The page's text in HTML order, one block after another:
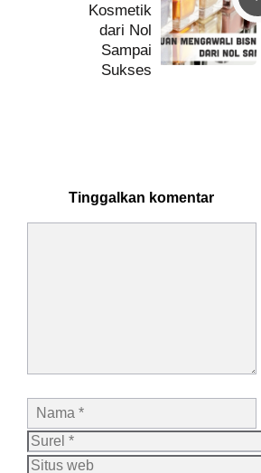
Kosmetik
dari Nol
Sampai
Sukses
Tinggalkan komentar
Nama
Surel
Situs